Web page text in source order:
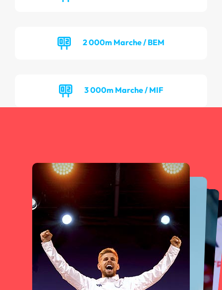
2 000m Marche / BEM
3 000m Marche / MIF